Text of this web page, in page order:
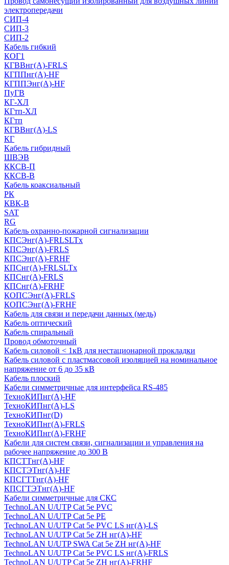
электропередачи
СИП-4
СИП-3
СИП-2
Кабель гибкий
КОГ1
КГВВнг(А)-FRLS
КГППнг(A)-HF
КГППЭнг(A)-HF
ПуГВ
КГ-ХЛ
КГтп-ХЛ
КГтп
КГВВнг(А)-LS
КГ
Кабель гибридный
ШВЭВ
ККСВ-П
ККСВ-В
Кабель коаксиальный
РК
КВК-В
SAT
RG
Кабель охранно-пожарной сигнализации
КПСЭнг(А)-FRLSLTx
КПСЭнг(А)-FRLS
КПСЭнг(А)-FRHF
КПСнг(А)-FRLSLTx
КПСнг(А)-FRLS
КПСнг(А)-FRHF
КОПСЭнг(А)-FRLS
КОПСЭнг(А)-FRHF
Кабель для связи и передачи данных (медь)
Кабель оптический
Кабель спиральный
Провод обмоточный
Кабель силовой < 1кВ для нестационарной прокладки
Кабель силовой с пластмассовой изоляцией на номинальное
напряжение от 6 до 35 кВ
Кабель плоский
Кабели симметричные для интерфейса RS-485
ТеxноКИПнг(A)-HF
ТеxноКИПнг(A)-LS
ТеxноКИПнг(D)
ТехноКИПнг(A)-FRLS
ТехноКИПнг(A)-FRHF
Кабели для систем связи, сигнализации и управления на
рабочее напряжение до 300 В
КПСТТнг(A)-HF
КПСТЭТнг(A)-HF
КПСГТТнг(A)-HF
КПСГТЭТнг(A)-HF
Кабели симметричные для СКС
TechnoLAN U/UTP Cat 5e PVC
TechnoLAN U/UTP Cat 5e PE
TechnoLAN U/UTP Cat 5e PVC LS нг(A)-LS
TechnoLAN U/UTP Cat 5e ZH нг(A)-HF
TechnoLAN U/UTP SWA Cat 5e ZH нг(A)-HF
TechnoLAN U/UTP Cat 5e PVC LS нг(A)-FRLS
TechnoLAN U/UTP Cat 5e ZH нг(A)-FRHF